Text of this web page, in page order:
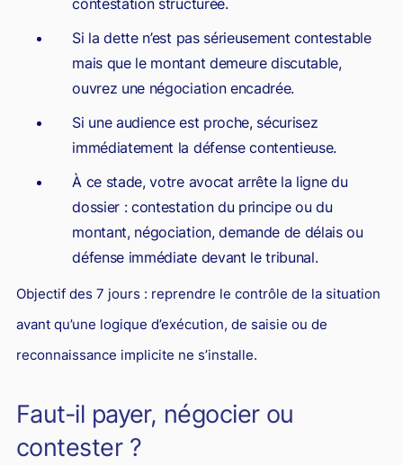
Si la dette n’est pas sérieusement contestable
mais que le montant demeure discutable,
ouvrez une négociation encadrée.
Si une audience est proche, sécurisez
immédiatement la défense contentieuse.
À ce stade, votre avocat arrête la ligne du
dossier : contestation du principe ou du
montant, négociation, demande de délais ou
défense immédiate devant le tribunal.
Objectif des 7 jours : reprendre le contrôle de la situation
avant qu’une logique d’exécution, de saisie ou de
reconnaissance implicite ne s’installe.
Faut-il payer, négocier ou
contester ?